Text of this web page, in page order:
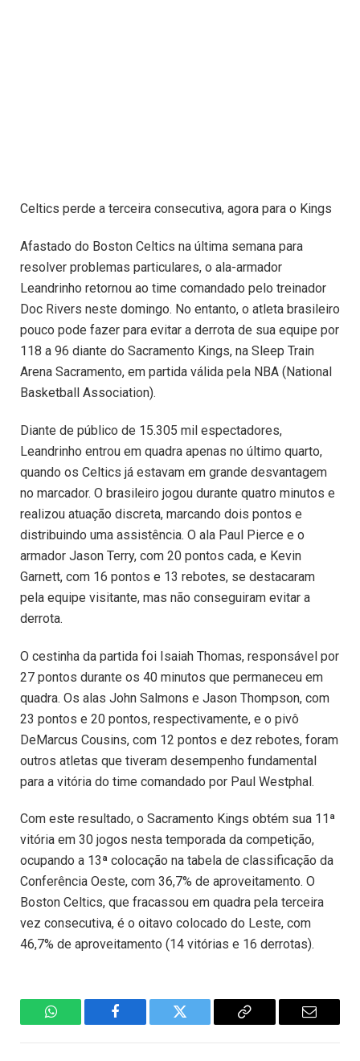
Celtics perde a terceira consecutiva, agora para o Kings
Afastado do Boston Celtics na última semana para
resolver problemas particulares, o ala-armador
Leandrinho retornou ao time comandado pelo treinador
Doc Rivers neste domingo. No entanto, o atleta brasileiro
pouco pode fazer para evitar a derrota de sua equipe por
118 a 96 diante do Sacramento Kings, na Sleep Train
Arena Sacramento, em partida válida pela NBA (National
Basketball Association).
Diante de público de 15.305 mil espectadores,
Leandrinho entrou em quadra apenas no último quarto,
quando os Celtics já estavam em grande desvantagem
no marcador. O brasileiro jogou durante quatro minutos e
realizou atuação discreta, marcando dois pontos e
distribuindo uma assistência. O ala Paul Pierce e o
armador Jason Terry, com 20 pontos cada, e Kevin
Garnett, com 16 pontos e 13 rebotes, se destacaram
pela equipe visitante, mas não conseguiram evitar a
derrota.
O cestinha da partida foi Isaiah Thomas, responsável por
27 pontos durante os 40 minutos que permaneceu em
quadra. Os alas John Salmons e Jason Thompson, com
23 pontos e 20 pontos, respectivamente, e o pivô
DeMarcus Cousins, com 12 pontos e dez rebotes, foram
outros atletas que tiveram desempenho fundamental
para a vitória do time comandado por Paul Westphal.
Com este resultado, o Sacramento Kings obtém sua 11ª
vitória em 30 jogos nesta temporada da competição,
ocupando a 13ª colocação na tabela de classificação da
Conferência Oeste, com 36,7% de aproveitamento. O
Boston Celtics, que fracassou em quadra pela terceira
vez consecutiva, é o oitavo colocado do Leste, com
46,7% de aproveitamento (14 vitórias e 16 derrotas).
WhatsAppFacebook Twitter
Copiar
E-